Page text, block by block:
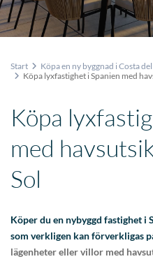
Start
Köpa en ny byggnad i Costa del
Köpa lyxfastighet i Spanien med
Köpa
med
Sol
Köper du en nybyggd fastighet i
som verkligen kan förverkligas
lägenheter eller villor med